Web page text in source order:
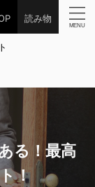
読み物
る！最高
！